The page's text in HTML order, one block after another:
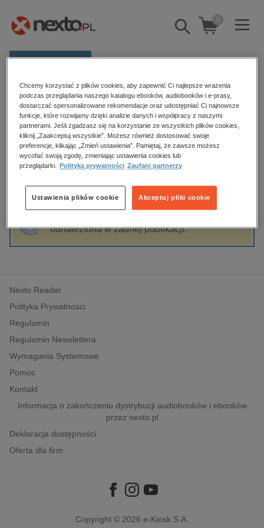
Pokaż/schowaj
wyszukiwarkę
0
Kategorie
Zobacz wszystkie E-prasa
budownictwo, aranżacja wnętrz
biznesowe, branżowe, gospodarka
dzienniki
edukacja
hobby, sport, rozrywka
komputery, internet, technologie, informatyka
polityka, społeczno-informacyjne
psychologiczne
inne
popularno-naukowe
historia
Strona główna Agnieszka Wsół
Agnieszka Wsół
Sortowanie Filtrowanie
odnaleziona w żadnej publikacji.
Nexto Reader
Polityka Prywatności
Regulamin
Regulamin Newslettera
Wymagania Systemowe
Pomoc
Kontakt
Informacja o zakończeniu dystrybucji audiobooków i ebooków
przez nexto.pl
Deklaracja dostępności
Oferta dla firm
Copyright © 2026 e-Kiosk S.A.
Chcemy korzystać z plików cookies, aby zapewnić Ci najlepsze wrażenia
podczas przeglądania naszego katalogu ebooków, audiobooków i e-prasy,
dostarczać spersonalizowane rekomendacje oraz udostępniać Ci najnowsze
funkcje, które rozwijamy dzięki analizie danych i współpracy z naszymi
partnerami. Jeśli zgadzasz się na korzystanie ze wszystkich plików cookies,
kliknij „Zaakceptuj wszystkie”. Możesz również dostosować swoje
preferencje, klikając „Zmień ustawienia”. Pamiętaj, że zawsze możesz
wycofać swoją zgodę, zmieniając ustawienia cookies lub
przeglądarki.
Polityka prywatności Zaufani partnerzy
Akceptuj pliki cookie
Ustawienia plików cookie